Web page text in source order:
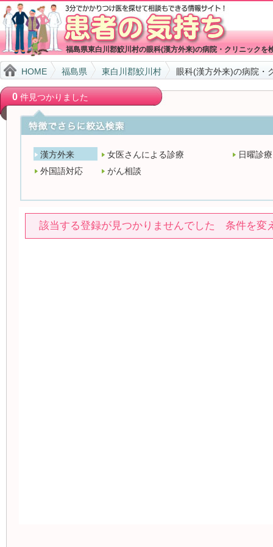
福島県東白川郡鮫川村の眼科(漢方外来)の病院・クリニックを
HOME 福島県 東白川郡鮫川村 眼科(漢方外来)の病院・
0件見つかりました
漢方外来 女医さんによる診療
日曜診療
外国語対応
がん相談
該当する登録が見つかりませんでした 条件を